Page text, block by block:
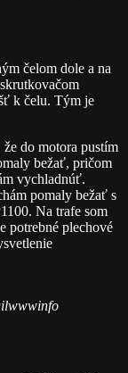
čelom dole a na
k čelu. Tým je
do motora pustím
bežať, pričom
vychladnúť.
pomaly bežať s
Na trafe som
potrebné plechové